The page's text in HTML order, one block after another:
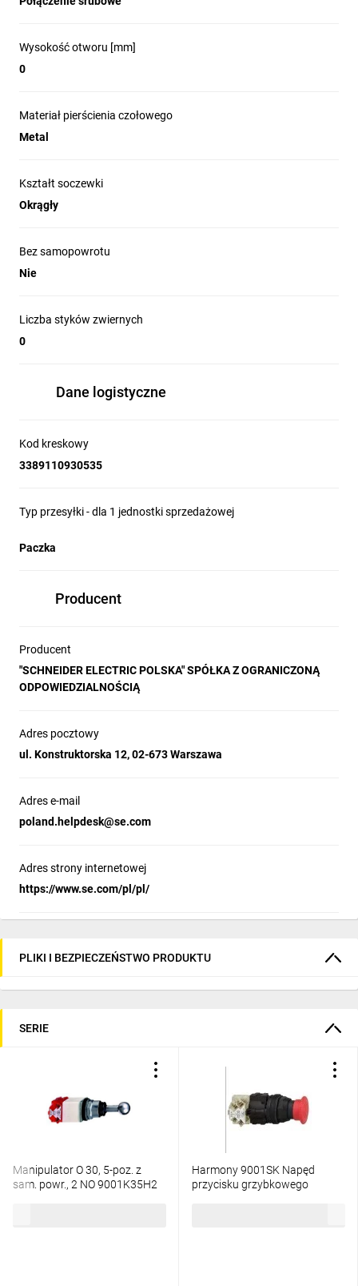
Wysokość otworu [mm]
0
Materiał pierścienia czołowego
Metal
Kształt soczewki
Okrągły
Bez samopowrotu
Nie
Liczba styków zwiernych
0
Dane logistyczne
Kod kreskowy
3389110930535
Typ przesyłki - dla 1 jednostki sprzedażowej
Paczka
Producent
Producent
"SCHNEIDER ELECTRIC POLSKA" SPÓŁKA Z OGRANICZONĄ
ODPOWIEDZIALNOŚCIĄ
Adres pocztowy
ul. Konstruktorska 12, 02-673 Warszawa
Adres e-mail
poland.helpdesk@se.com
Adres strony internetowej
https://www.se.com/pl/pl/
PLIKI I BEZPIECZEŃSTWO PRODUKTU
SERIE
Manipulator O 30, 5-poz. z
sam. powr., 2 NO 9001K35H2
Harmony 9001SK Napęd
przycisku grzybkowego